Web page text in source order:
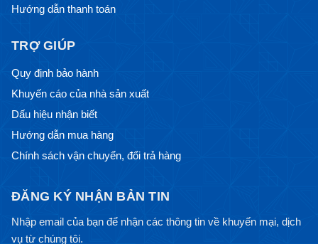
Hướng dẫn thanh toán
TRỢ GIÚP
Quy định bảo hành
Khuyến cáo của nhà sản xuất
Dấu hiệu nhận biết
Hướng dẫn mua hàng
Chính sách vận chuyển, đổi trả hàng
ĐĂNG KÝ NHẬN BẢN TIN
Nhập email của bạn để nhận các thông tin về khuyến mại, dịch
vụ từ chúng tôi.